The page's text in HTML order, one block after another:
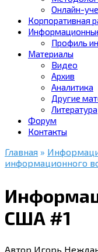
Онлайн-
Корпоративная
Профиль
Материалы
Видео
Архив
Аналитика
Другие
Литература
Форум
Контакты
Главная »
информационного
США #1
Автор Игорь